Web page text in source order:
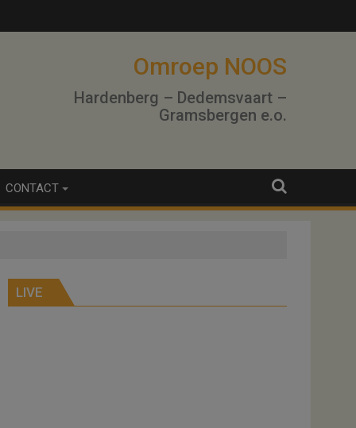
Omroep NOOS
Hardenberg – Dedemsvaart –
Gramsbergen e.o.
CONTACT
LIVE